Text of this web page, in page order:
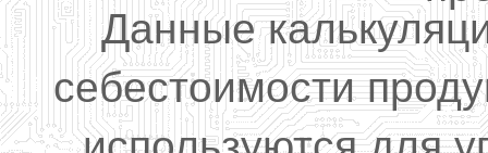
Данные
себестоимости